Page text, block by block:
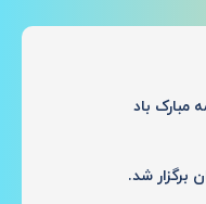
باد
برگزار شد.